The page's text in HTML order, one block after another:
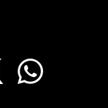
Whatsapp